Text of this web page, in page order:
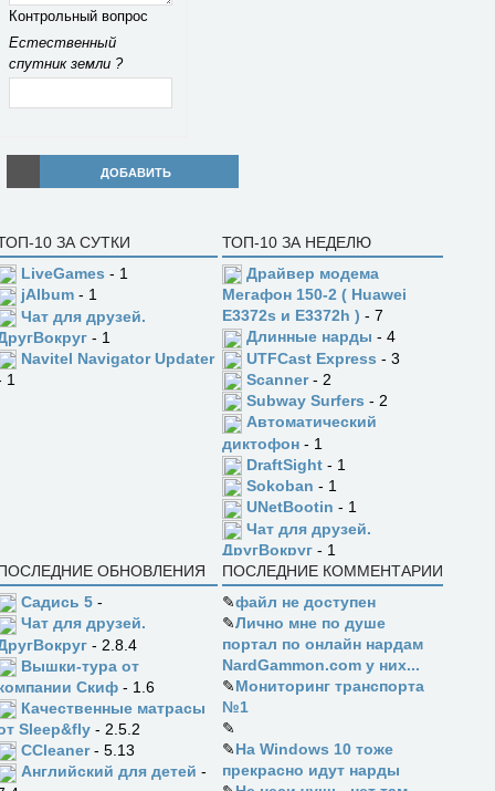
Контрольный вопрос
Естественный
спутник земли ?
ДОБАВИТЬ
10 ЗА СУТКИ
LiveGames - 1
jAlbum - 1
Чат для друзей.
- 1
Navitel Navigator Updater
1
ТОП-10 ЗА НЕДЕЛЮ
Драйвер модема
Мегафон 150-2 ( Huawei
E3372s и E3372h ) - 7
Длинные нарды - 4
UTFCast Express - 3
Scanner- 2
Subway Surfers - 2
Автоматический
диктофон - 1
DraftSight - 1
Sokoban - 1
UNetBootin - 1
Чат для друзей.
ДругВокруг - 1
ОБНОВЛЕНИЯ
Садись 5 -
Чат для друзей.
- 2.8.4
Вышки-тура от
Скиф - 1.6
Качественные матрасы
Sleep&fly - 2.5.2
CCleaner- 5.13
Английский для детей -
ПОСЛЕДНИЕ КОММЕНТАРИИ
✎файл не доступен
✎Лично мне по душе
портал по онлайн нардам
NardGammon.com у них...
✎Мониторинг транспорта
№1
✎
✎На Windows 10 тоже
прекрасно идут нарды